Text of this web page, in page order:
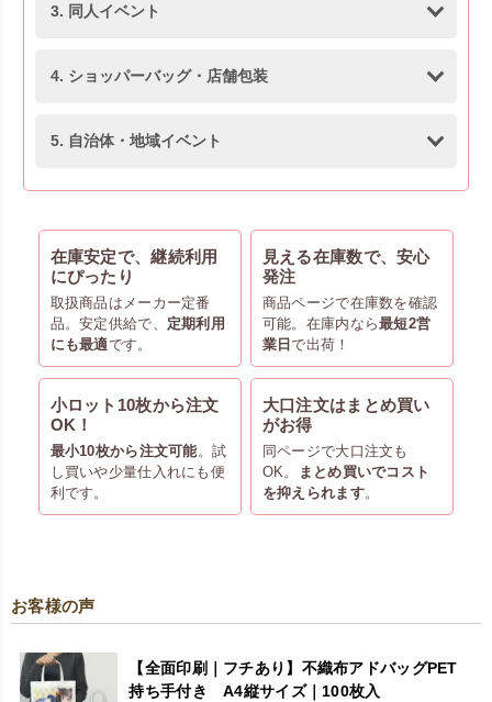
3. 同人イベント
4. ショッパーバッグ・店舗包装
5. 自治体・地域イベント
在庫安定で、継続利用
にぴったり
取扱商品はメーカー定番
品。安定供給で、 定期利用
にも最適です。
見える在庫数で、安心
発注
商品ページで在庫数を確認
可能。在庫内なら最短2営
業日で出荷！
小ロット10枚から注文
OK！
最小10枚から注文可能。試
し買いや少量仕入れにも便
利です。
大口注文はまとめ買い
がお得
同ページで大口注文も
OK。
まとめ買いでコスト
を抑えられます。
お客様の声
【全面印刷｜フチあり】不織布アドバッグPET
持ち手付き A4縦サイズ｜100枚入